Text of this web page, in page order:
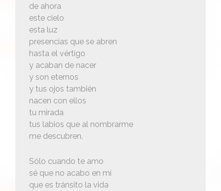
de ahora
este cielo
esta luz
presencias que se abren
hasta el vértigo
y acaban de nacer
y son eternos
y tus ojos también
nacen con ellos
tu mirada
tus labios que al nombrarme
me descubren.
Sólo cuando te amo
sé que no acabo en mí
que es tránsito la vida